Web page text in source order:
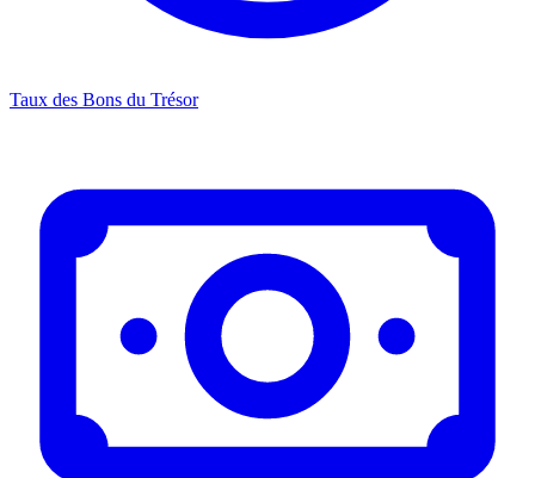
Taux des Bons du Trésor